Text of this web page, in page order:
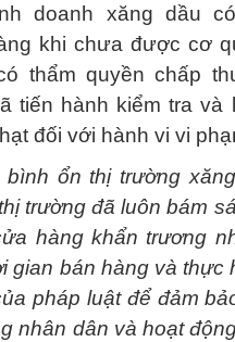
doanh xăng dầu
khi chưa được cơ
thẩm quyền chấp
tiến hành kiểm tra và
đối với hành vi vi
bình ổn thị trường
trường đã luôn bám
hàng khẩn trương
gian bán hàng và thực
pháp luật để đảm
nhân dân và hoạt